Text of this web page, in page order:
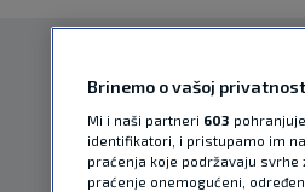
Brinemo o vašoj
Mi i naši partneri 603
identifikatori, i pristupamo im
praćenja koje podržavaju
praćenje onemogućeni,